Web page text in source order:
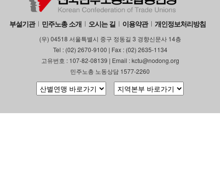
부설기관 민주노총 소개 오시는 길 이용약관 개인정보처리방침
(우) 04518 서울특별시 중구 정동길 3 경향신문사 14층
Tel : (02) 2670-9100 | Fax : (02) 2635-1134
고유번호 : 107-82-08139 | Email : kctu@nodong.org
민주노총 노동상담 1577-2260